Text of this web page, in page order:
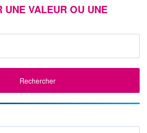
UNE VALEUR OU UNE
Rechercher